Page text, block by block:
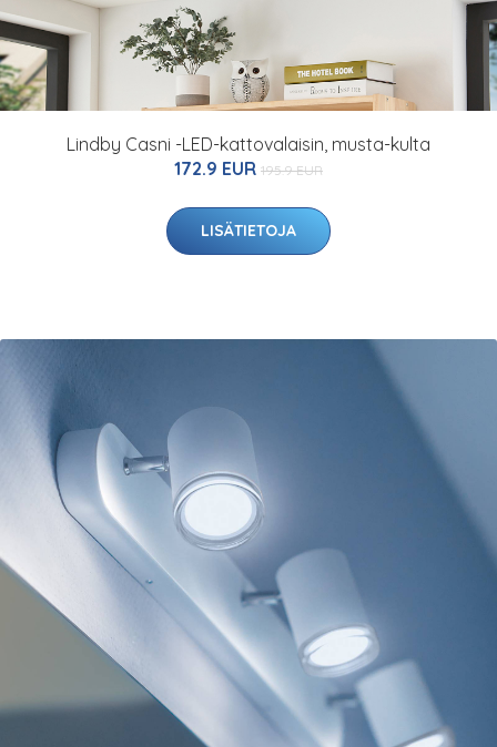
Lindby Casni -LED-kattovalaisin, musta-kulta
172.9 EUR 195.9 EUR
LISÄTIETOJA